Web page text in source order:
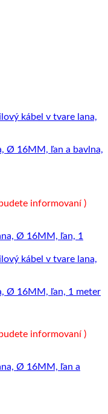
Ø 16MM, ľan a bavlna,
informovaní )
Ø 16MM, ľan, 1 meter
informovaní )